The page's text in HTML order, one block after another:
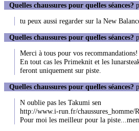
Quelles chaussures pour quelles séances?
tu peux aussi regarder sur la New
Quelles chaussures pour quelles séances?
Merci à tous pour vos
En tout cas les Primeknit et les
feront uniquement sur piste.
Quelles chaussures pour quelles séances?
N oublie pas les Takumi sen
http://www.i-run.fr/chaussures_homme/
Pour moi les meilleur pour la